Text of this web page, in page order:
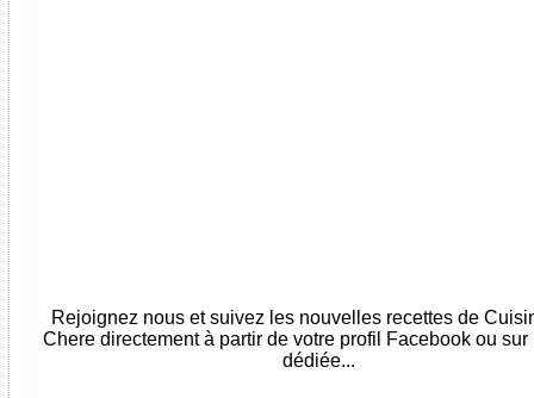
Rejoignez nous et suivez les nouvelles recettes de
Chere directement à partir de votre profil Facebook ou sur
dédiée...